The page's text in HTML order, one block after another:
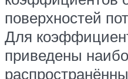
поверхностей
Для
приведены